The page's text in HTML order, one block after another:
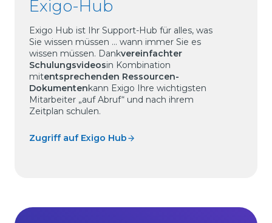
Exigo-Hub
Exigo Hub ist Ihr Support-Hub für alles, was
Sie wissen müssen ... wann immer Sie es
wissen müssen. Dankvereinfachter
Schulungsvideosin Kombination
mitentsprechenden Ressourcen-
Dokumentenkann Exigo Ihre wichtigsten
Mitarbeiter „auf Abruf“ und nach ihrem
Zeitplan schulen.
Zugriff auf Exigo Hub